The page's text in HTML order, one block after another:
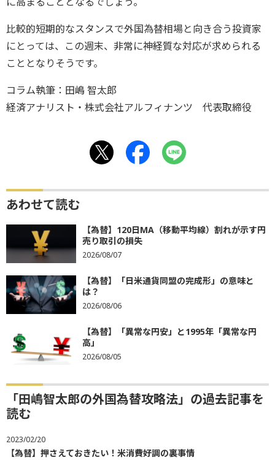
比較的短期的なスタンスで外国為替相場と向き合う投資家
にとっては、この週末、非常に神経質な対応が求められる
こととなりそうです。
コラム執筆：田嶋 智太郎
経済アナリスト・株式会社アルフィナンツ 代表取締役
あわせて読む
【為替】120日MA（移動平均線）割れが示す円
売り取引の損失
2026/08/07
【為替】「日米通貨同盟の完成形」の意味と
は？
2026/08/06
【為替】「異常な円安」と1995年「異常な円
高」
2026/08/05
「田嶋智太郎の外国為替攻略法」の過去記事を
読む
2023/02/20
【為替】押さえておきたい！米消費好調の裏事情